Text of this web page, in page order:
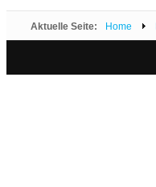
Aktuelle Seite: Home